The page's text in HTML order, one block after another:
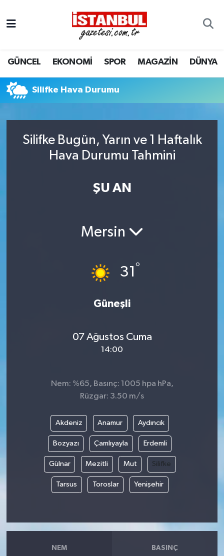
GÜNCEL EKONOMİ SPOR MAGAZİN DÜNYA
Silifke Hava Durumu
Silifke Bugün, Yarın ve 1 Haftalık
Hava Durumu Tahmini
ŞU AN
Mersin
31 °
Güneşli
07 Ağustos Cuma
14:00
Nem: %65, Basınç: 1005 hpa hPa,
Rüzgar: 3.50 m/s
Akdeniz Anamur Aydıncık
Bozyazı Çamlıyayla Erdemli
Gülnar Mezitli Mut Silifke
Tarsus Toroslar Yenişehir
NEM BASINÇ
EKONOMİ
İSTANBUL
SPOR
Nöbetçi Eczaneler
Hava Durumu
Trafik Durumu
Tüm Manşetler